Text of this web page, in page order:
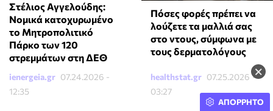
×
Στέλιος Αγγελούδης:
Νομικά κατοχυρωμένο
το Μητροπολιτικό
Πάρκο των 120
στρεμμάτων στη ΔΕΘ
ienergeia.gr 07.24.2026 -
12:35
Πόσες φορές πρέπει να
λούζετε τα μαλλιά σας
στο ντους, σύμφωνα με
τους δερματολόγους
healthstat.gr 07.25.2026 -
03:27
ΑΠΟΡΡΗΤΟ